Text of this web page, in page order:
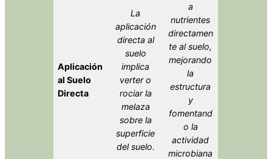
Aplicación
al Suelo
Directa
La
aplicación
directa al
suelo
implica
verter o
rociar la
melaza
sobre la
superficie
del suelo.
a
nutrientes
directamen
te al suelo,
mejorando
la
estructura
y
fomentand
o la
actividad
microbiana